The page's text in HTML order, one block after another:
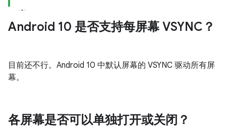
Android 10 是否支持每屏幕 VSYNC？
目前还不行。Android 10 中默认屏幕的 VSYNC 驱动所有屏
幕。
各屏幕是否可以单独打开或关闭？